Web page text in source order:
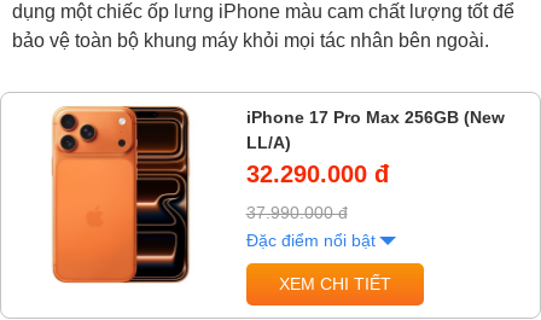
dụng một chiếc ốp lưng iPhone màu cam chất lượng tốt để
bảo vệ toàn bộ khung máy khỏi mọi tác nhân bên ngoài.
iPhone 17 Pro Max 256GB (New
LL/A)
32.290.000 đ
37.990.000 đ
Đặc điểm nổi bật
XEM CHI TIẾT